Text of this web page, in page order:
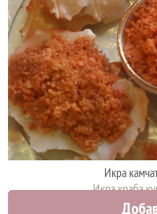
Икра
Икра краба